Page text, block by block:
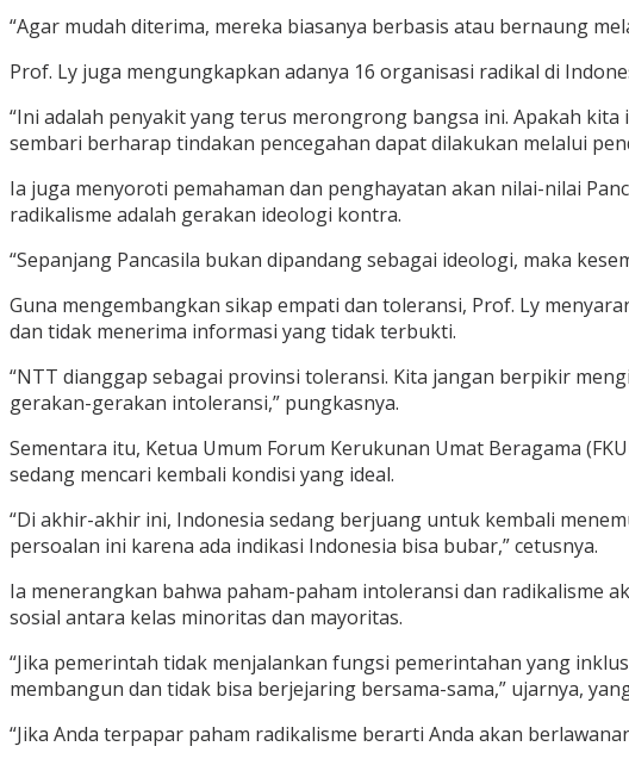
“Agar mudah diterima, mereka biasanya berbasis atau bernaung
Prof. Ly juga mengungkapkan adanya 16 organisasi radikal di
“Ini adalah penyakit yang terus merongrong bangsa ini. Apakah
sembari berharap tindakan pencegahan dapat dilakukan melalui
Ia juga menyoroti pemahaman dan penghayatan akan nilai-nilai
radikalisme adalah gerakan ideologi kontra.
“Sepanjang Pancasila bukan dipandang sebagai ideologi, maka
Guna mengembangkan sikap empati dan toleransi, Prof. Ly
dan tidak menerima informasi yang tidak terbukti.
“NTT dianggap sebagai provinsi toleransi. Kita jangan berpikir
gerakan-gerakan intoleransi,” pungkasnya.
Sementara itu, Ketua Umum Forum Kerukunan Umat Beragama
sedang mencari kembali kondisi yang ideal.
“Di akhir-akhir ini, Indonesia sedang berjuang untuk kembali
persoalan ini karena ada indikasi Indonesia bisa bubar,” cetusnya.
Ia menerangkan bahwa paham-paham intoleransi dan radikalisme
sosial antara kelas minoritas dan mayoritas.
“Jika pemerintah tidak menjalankan fungsi pemerintahan yang
membangun dan tidak bisa berjejaring bersama-sama,” ujarnya,
“Jika Anda terpapar paham radikalisme berarti Anda akan